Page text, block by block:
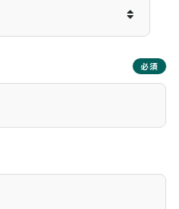
必須